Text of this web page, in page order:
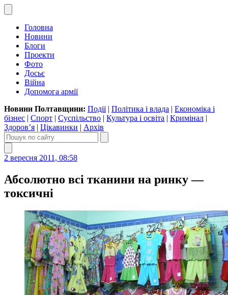
Головна
Новини
Блоги
Проекти
Фото
Досьє
Війна
Допомога армії
Новини Полтавщини: Події| Політика і влада | Економіка і
бізнес | Спорт | Суспільство | Культура і освіта | Кримінал |
Здоров’я | Цікавинки | Архів
2 вересня 2011, 08:58
Абсолютно всі тканини на ринку —
токсичні